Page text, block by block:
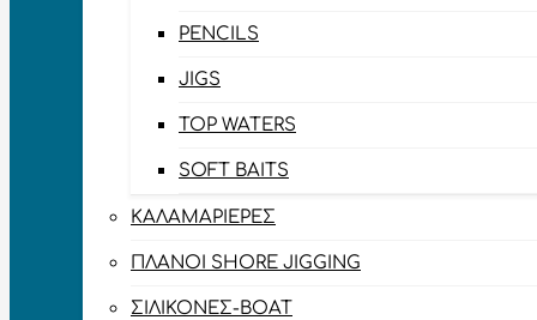
PENCILS
JIGS
TOP WATERS
SOFT BAITS
ΚΑΛΑΜΑΡΙΈΡΕΣ
ΠΛΆΝΟΙ SHORE JIGGING
ΣΙΛΙΚΌΝΕΣ-BOAT